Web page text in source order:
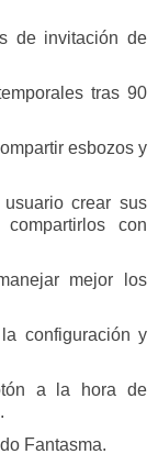
de invitación de
tras 90
esbozos y
crear sus
con
mejor los
configuración y
a la hora de
Fantasma.